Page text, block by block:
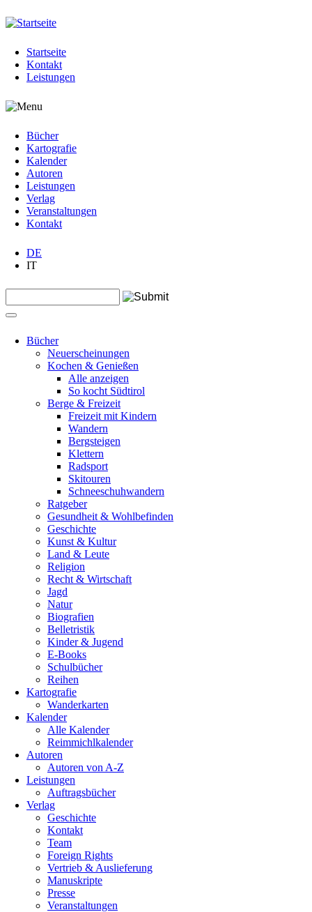
Jump to navigation
Startseite
Kontakt
Leistungen
Bücher
Kartografie
Kalender
Autoren
Leistungen
Verlag
Veranstaltungen
Kontakt
DE
IT
Suchformular
Bücher
Neuerscheinungen
Kochen & Genießen
Alle anzeigen
So kocht Südtirol
Berge & Freizeit
Freizeit mit Kindern
Wandern
Bergsteigen
Klettern
Radsport
Skitouren
Schneeschuhwandern
Ratgeber
Gesundheit & Wohlbefinden
Geschichte
Kunst & Kultur
Land & Leute
Religion
Recht & Wirtschaft
Jagd
Natur
Biografien
Belletristik
Kinder & Jugend
E-Books
Schulbücher
Reihen
Kartografie
Wanderkarten
Kalender
Alle Kalender
Reimmichlkalender
Autoren
Autoren von A-Z
Leistungen
Auftragsbücher
Verlag
Geschichte
Kontakt
Team
Foreign Rights
Vertrieb & Auslieferung
Manuskripte
Presse
Veranstaltungen